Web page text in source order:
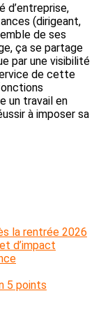
d’entreprise,
(dirigeant,
de ses
ça se partage
par une visibilité
de cette
un travail en
à imposer sa
la rentrée 2026
d’impact
5 points